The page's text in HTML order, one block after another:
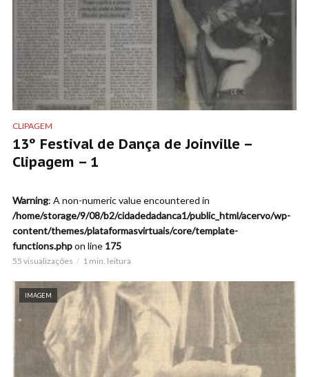
CLIPAGEM
13º Festival de Dança de Joinville –
Clipagem – 1
Warning: A non-numeric value encountered in
/home/storage/9/08/b2/cidadedadanca1/public_html/acervo/wp-
content/themes/plataformasvirtuais/core/template-
functions.phpon line 175
55 visualizações 1 min. leitura
IMAGEM